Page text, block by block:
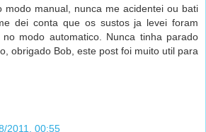
modo manual, nunca me acidentei ou bati
dei conta que os sustos ja levei foram
modo automatico. Nunca tinha parado
obrigado Bob, este post foi muito util para
2011, 00:55